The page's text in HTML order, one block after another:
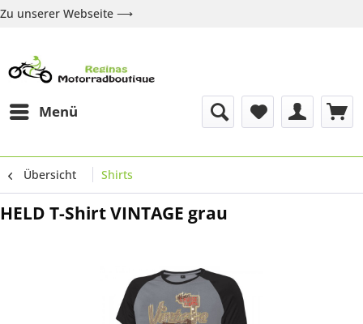
Zu unserer Webseite ⟶
Menü
Übersicht Shirts
HELD T-Shirt VINTAGE grau